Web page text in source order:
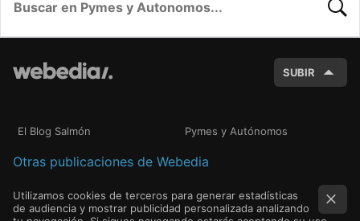
SUBIR
El Blog Salmón Pymes y Autónomos
Otras publicaciones de Webedia
Utilizamos cookies de terceros para generar estadísticas
de audiencia y mostrar publicidad personalizada analizando